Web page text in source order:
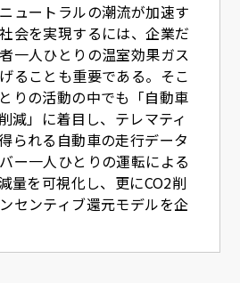
ュートラルの潮流が加速す
会を実現するには、企業だ
一人ひとりの温室効果ガス
ることも重要である。そこ
りの活動の中でも「自動車
減」に着目し、テレマティ
られる自動車の走行データ
ー一人ひとりの運転による
量を可視化し、更にCO2削
センティブ還元モデルを企